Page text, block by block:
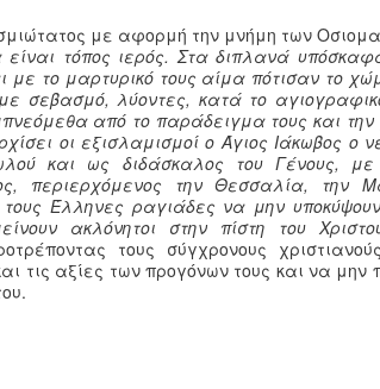
με αφορμή την μνήμη των
είναι τόπος ιερός. Στα διπλανά
με το μαρτυρικό τους αίμα πότισαν το
σεβασμό, λύοντες, κατά το
από το παράδειγμα τους και την
οι εξισλαμισμοί ο Άγιος Ιάκωβος ο
και ως διδάσκαλος του Γένους,
περιερχόμενος την Θεσσαλία, την
Έλληνες ραγιάδες να μην
ακλόνητοι στην πίστη του
τους σύγχρονους
τις αξίες των προγόνων τους και να